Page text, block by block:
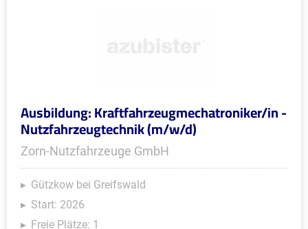
Ausbildung: Kraftfahrzeugmechatroniker/in -
Nutzfahrzeugtechnik (m/w/d)
Zorn-Nutzfahrzeuge GmbH
Gützkow bei Greifswald
Start: 2026
Freie Plätze: 1